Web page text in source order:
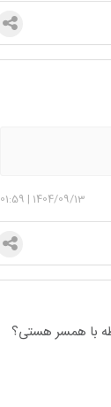
1404/09/13
|
01:59
با همسر هستی؟